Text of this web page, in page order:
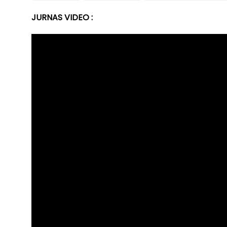
JURNAS VIDEO :